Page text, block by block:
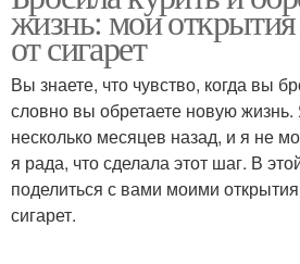
жизнь: мои открытия
от сигарет
Вы знаете, что чувство, когда вы
словно вы обретаете новую жизнь.
несколько месяцев назад, и я не
я рада, что сделала этот шаг. В
поделиться с вами моими
сигарет.